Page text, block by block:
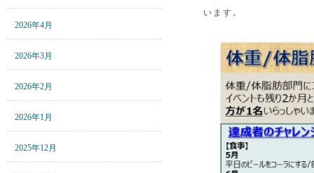
2026年4月
2026年3月
2026年2月
2026年1月
2025年12月
います。